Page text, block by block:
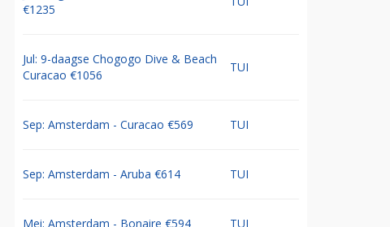
€1235
Jul: 9-daagse Chogogo Dive & Beach
Curacao €1056
TUI
Sep: Amsterdam - Curacao €569 TUI
Sep: Amsterdam - Aruba €614 TUI
Mei: Amsterdam - Bonaire €594 TUI